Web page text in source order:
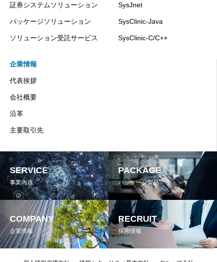
証券システムソリューション
パッケージソリューション
ソリューション受託サービス
SysJnet
SysClinic-Java
SysClinic-C/C++
企業情報
代表挨拶
会社概要
沿革
主要取引先
SERVICE
事業内容
PACKAGE
パッケージ製品
COMPANY
企業情報
RECRUIT
採用情報